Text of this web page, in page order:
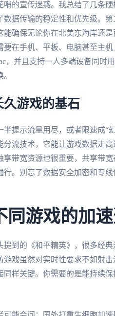
哨的宣传迷惑。我总结了几条
数据传输的稳定性和优先级。
确保无论你在北美东海岸还
要在手机、平板、电脑甚至主
，并且支持一人多端设备同
游戏的基石
提示流量用尽，或者限速成“
分流技术，它能让游戏数据走
享带宽资源也很重要，共享带
。别忘了数据安全加密和专
同游戏的加
提到的《和平精英》，很多经
游戏虽然对实时性要求不如射
同样关键。你需要的是能持续